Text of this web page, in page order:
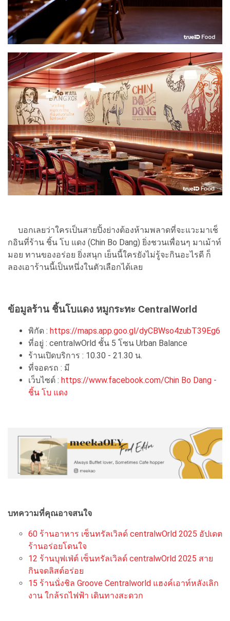
บอกเลยว่าใครเป็นสายปิ้งย่างต้องห้ามพลาดที่จะแวะมาเช็
กอินที่ร้าน ชิ้น โบ แดง (Chin Bo Dang) ยิ่งชวนเพื่อนๆ มาเม้าท์
มอย ทานของอร่อย ยิ่งสนุก เย็นนี้ใครยังไม่รู้จะกินอะไรดี ก็
ลองเอาร้านนี้เป็นหนึ่งในตัวเลือกได้เลย
ข้อมูลร้าน ชิ้นโบแดง หมูกระทะ CentralWorld
พิกัด : https://maps.app.goo.gl/dyCBWso4zubT39Eg6
ที่อยู่ : centralwOrld ชั้น 5 โซน Urban Balance
ร้านเปิดบริการ : 10.30 - 21.30 น.
ที่จอดรถ : มี
เว็บไซต์ : https://www.facebook.com/Chin Bo Dang -
ชิ้น โบ แดง
บทความที่คุณอาจสนใจ
60 ร้านอาหาร เซ็นทรัลเวิลด์ centralwOrld 2025 อัปเดต
ร้านอร่อยโดนใจ
12 ร้านบุฟเฟ่ต์ เซ็นทรัลเวิลด์ centralwOrld 2025 สาย
กินจดลิสต์อร่อย
15 ร้านนั่งชิล Groove Centralworld แฮงค์เอาท์หลังเลิก
งาน ใกล้รถไฟฟ้า เดินทางสะดวก